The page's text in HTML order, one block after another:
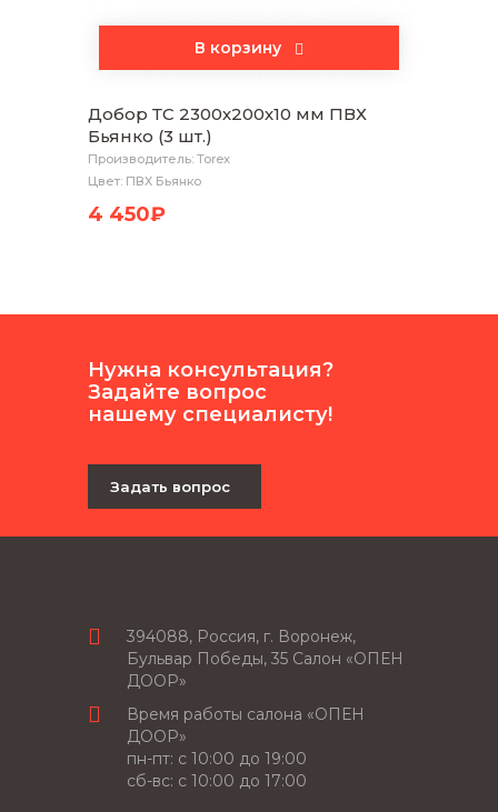
В корзину
Добор ТС 2300х200х10 мм ПВХ
Бьянко (3 шт.)
Производитель: Torex
Цвет: ПВХ Бьянко
4 450₽
Нужна консультация?
Задайте вопрос
нашему специалисту!
Задать вопрос
394088, Россия, г. Воронеж,
Бульвар Победы, 35 Салон «ОПЕН
ДООР»
Время работы салона «ОПЕН
ДООР»
пн-пт: c 10:00 до 19:00
сб-вс: с 10:00 до 17:00